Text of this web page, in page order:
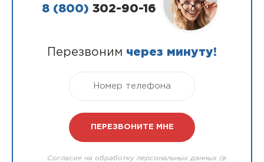
8 (800) 302-90-16
Перезвоним через минуту!
Согласие на обработку персональных данных (в